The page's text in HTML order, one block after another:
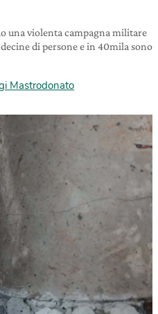
una violenta campagna militare
di persone e in 40mila sono
Mastrodonato